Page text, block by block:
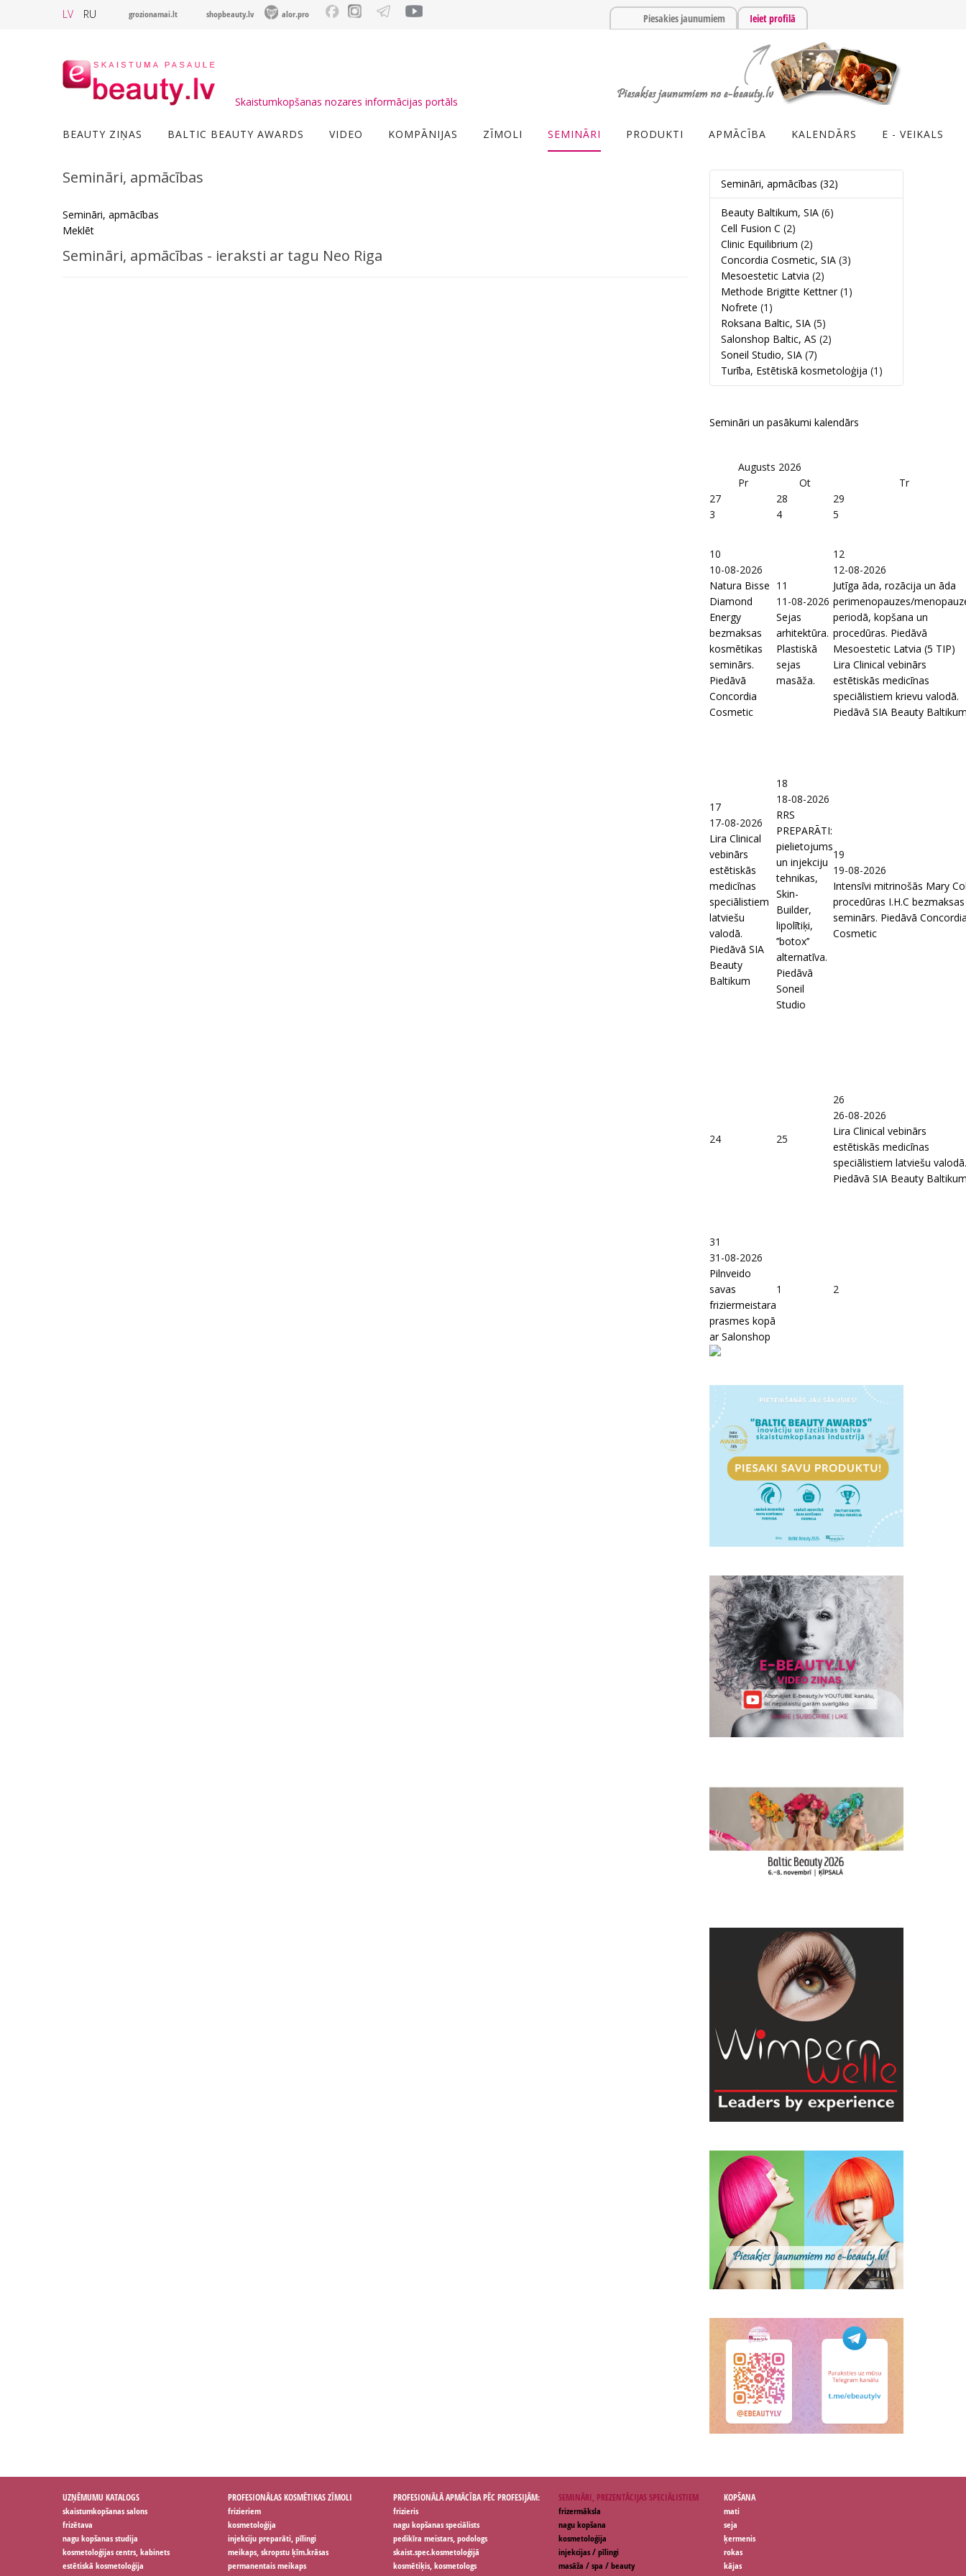
LV RU grozionamai.lt shopbeauty.lv alor.pro Piesakies jaunumiem Ieiet profilā
Skaistumkopšanas nozares informācijas portāls
BEAUTY ZIŅAS BALTIC BEAUTY AWARDS VIDEO KOMPĀNIJAS ZĪMOLI SEMINĀRI PRODUKTI APMĀCĪBA KALENDĀRS E - VEIKALS
Semināri, apmācības
Semināri, apmācības
Meklēt
Semināri, apmācības - ieraksti ar tagu Neo Riga
Semināri, apmācības (32)
Beauty Baltikum, SIA (6)
Cell Fusion C (2)
Clinic Equilibrium (2)
Concordia Cosmetic, SIA (3)
Mesoestetic Latvia (2)
Methode Brigitte Kettner (1)
Nofrete (1)
Roksana Baltic, SIA (5)
Salonshop Baltic, AS (2)
Soneil Studio, SIA (7)
Turība, Estētiskā kosmetoloģija (1)
Semināri un pasākumi kalendārs
Augusts 2026
Pr
Ot
Tr
27
28
29
3
4 5
10
10-08-2026
Natura Bisse
Diamond
Energy
bezmaksas
kosmētikas
seminārs.
Piedāvā
Concordia
Cosmetic
11
11-08-2026
Sejas
arhitektūra.
Plastiskā
sejas
masāža.
12
12-08-2026
Jutīga āda, rozācija un āda
perimenopauzes/
periodā, kopšana un
procedūras. Piedāvā
Mesoestetic Latvia (5 TIP)
Lira Clinical vebinārs
estētiskās medicīnas
speciālistiem krievu valodā.
Piedāvā SIA Beauty
17
17-08-2026
Lira Clinical
vebinārs
estētiskās
medicīnas
speciālistiem
latviešu
valodā.
Piedāvā SIA
Beauty
Baltikum
18
18-08-2026
RRS
PREPARĀTI:
pielietojums
un injekciju
tehnikas,
Skin-
Builder,
lipolītiķi,
’’botox’’
alternatīva.
Piedāvā
Soneil
Studio
19
19-08-2026
Intensīvi mitrinošās Mary
procedūras I.H.C bezmaksas
seminārs. Piedāvā
Cosmetic
24 25
26
26-08-2026
Lira Clinical vebinārs
estētiskās medicīnas
speciālistiem latviešu valodā.
Piedāvā SIA Beauty
31
31-08-2026
Pilnveido
savas
friziermeistara
prasmes kopā
ar Salonshop
1 2
UZŅĒMUMU KATALOGS
skaistumkopšanas salons
frizētava
nagu kopšanas studija
kosmetoloģijas centrs, kabinets
estētiskā kosmetoloģija
PROFESIONĀLAS KOSMĒTIKAS ZĪMOLI
frizieriem
kosmetoloģija
injekciju preparāti, pīlingi
meikaps, skropstu ķīm.krāsas
permanentais meikaps
PROFESIONĀLĀ APMĀCĪBA PĒC PROFESIJĀM:
frizieris
nagu kopšanas speciālists
pedikīra meistars, podologs
skaist.spec.kosmetoloģijā
kosmētiķis, kosmetologs
SEMINĀRI, PREZENTĀCIJAS SPECIĀLISTIEM
frizermāksla
nagu kopšana
kosmetoloģija
injekcijas / pīlingi
masāža / spa / beauty
KOPŠANA
mati
seja
ķermenis
rokas
kājas